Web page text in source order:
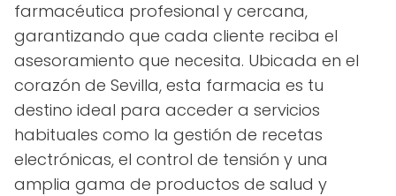
farmacéutica profesional y cercana,
garantizando que cada cliente reciba el
asesoramiento que necesita. Ubicada en el
corazón de Sevilla, esta farmacia es tu
destino ideal para acceder a servicios
habituales como la gestión de recetas
electrónicas, el control de tensión y una
amplia gama de productos de salud y